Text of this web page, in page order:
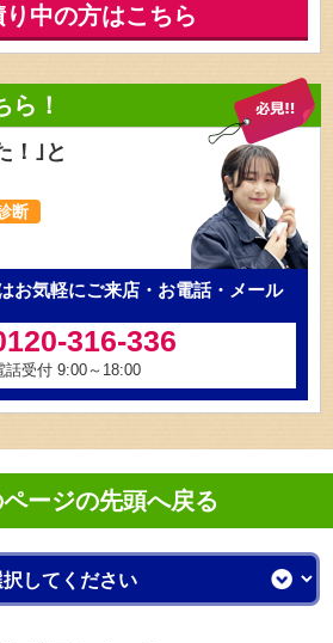
中の方はこちら
ら！
！｣と
断
お気軽にご来店・お電話・メール
316-336
話受付 9:00～18:00
ページの先頭へ戻る